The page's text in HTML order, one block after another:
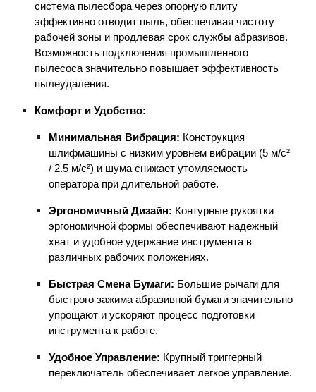
система пылесбора через опорную плиту
эффективно отводит пыль, обеспечивая чистоту
рабочей зоны и продлевая срок службы абразивов.
Возможность подключения промышленного
пылесоса значительно повышает эффективность
пылеудаления.
Комфорт и Удобство:
Минимальная Вибрация: Конструкция
шлифмашины с низким уровнем вибрации (5 м/с²
/ 2.5 м/с²) и шума снижает утомляемость
оператора при длительной работе.
Эргономичный Дизайн: Контурные рукоятки
эргономичной формы обеспечивают надежный
хват и удобное удержание инструмента в
различных рабочих положениях.
Быстрая Смена Бумаги: Большие рычаги для
быстрого зажима абразивной бумаги значительно
упрощают и ускоряют процесс подготовки
инструмента к работе.
Удобное Управление: Крупный триггерный
переключатель обеспечивает легкое управление.